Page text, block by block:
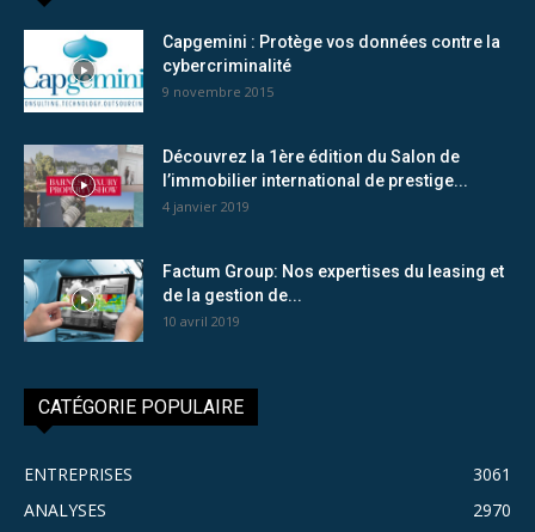
Capgemini : Protège vos données contre la
cybercriminalité
9 novembre 2015
Découvrez la 1ère édition du Salon de
l’immobilier international de prestige...
4 janvier 2019
Factum Group: Nos expertises du leasing et
de la gestion de...
10 avril 2019
CATÉGORIE POPULAIRE
ENTREPRISES
3061
ANALYSES
2970